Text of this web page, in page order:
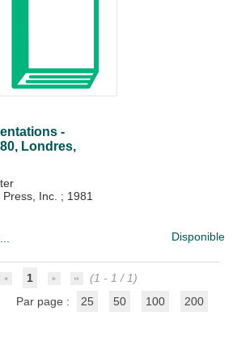
-
Londres,
Inc. ; 1981
Disponible
1
(1 - 1 / 1)
Par page :
25 50 100 200